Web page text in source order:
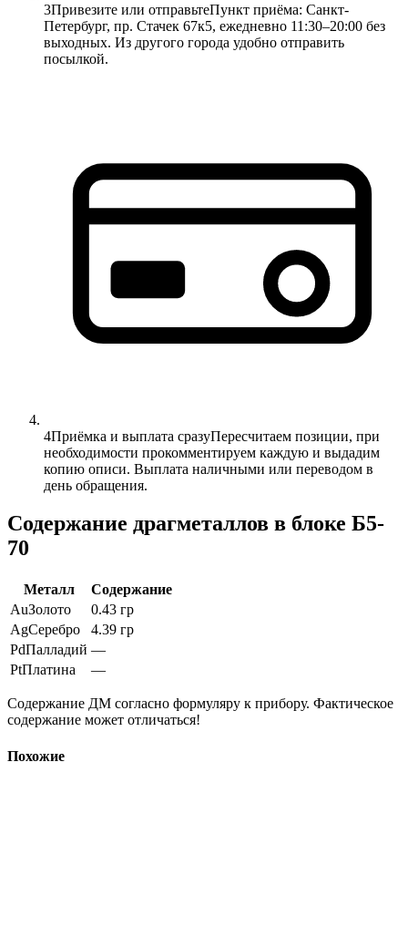
3Привезите или отправьтеПункт приёма: Санкт-
Петербург, пр. Стачек 67к5, ежедневно 11:30–20:00 без
выходных. Из другого города удобно отправить
посылкой.
4Приёмка и выплата сразуПересчитаем позиции, при
необходимости прокомментируем каждую и выдадим
копию описи. Выплата наличными или переводом в
день обращения.
Содержание драгметаллов в блоке Б5-
70
Металл
Содержание
AuЗолото
0.43 гр
AgСеребро
4.39 гр
PdПалладий —
PtПлатина —
Содержание ДМ согласно формуляру к прибору. Фактическое
содержание может отличаться!
Похожие